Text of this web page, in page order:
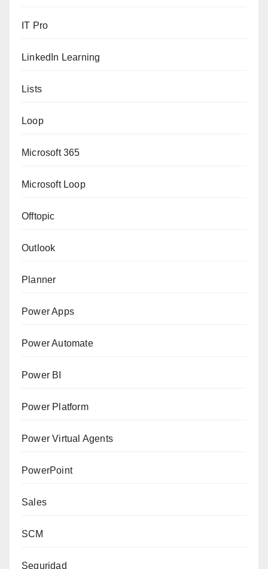
IT Pro
LinkedIn Learning
Lists
Loop
Microsoft 365
Microsoft Loop
Offtopic
Outlook
Planner
Power Apps
Power Automate
Power BI
Power Platform
Power Virtual Agents
PowerPoint
Sales
SCM
Seguridad